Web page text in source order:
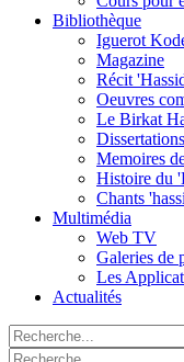
Bibliothèque
Iguerot
Magazine
Récit
Oeuvres
Le Birkat
Memoires
Histoire du
Chants
Multimédia
Web TV
Galeries de
Les
Actualités